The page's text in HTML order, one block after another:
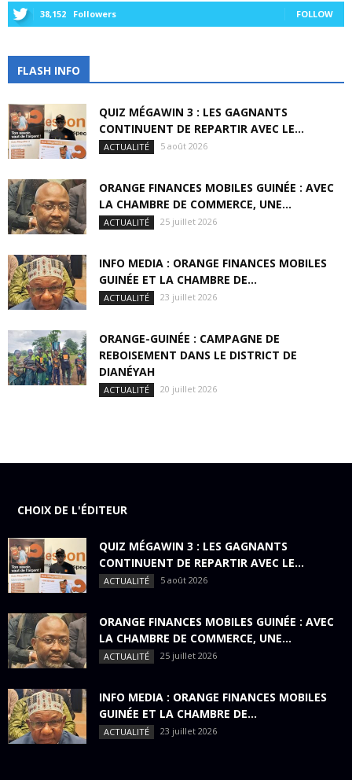
38,152 Followers FOLLOW
FLASH INFO
QUIZ MÉGAWIN 3 : LES GAGNANTS
CONTINUENT DE REPARTIR AVEC LE...
ACTUALITÉ 5 août 2026
ORANGE FINANCES MOBILES GUINÉE : AVEC
LA CHAMBRE DE COMMERCE, UNE...
ACTUALITÉ 25 juillet 2026
INFO MEDIA : ORANGE FINANCES MOBILES
GUINÉE ET LA CHAMBRE DE...
ACTUALITÉ 23 juillet 2026
ORANGE-GUINÉE : CAMPAGNE DE
REBOISEMENT DANS LE DISTRICT DE
DIANÉYAH
ACTUALITÉ 20 juillet 2026
CHOIX DE L'ÉDITEUR
QUIZ MÉGAWIN 3 : LES GAGNANTS
CONTINUENT DE REPARTIR AVEC LE...
ACTUALITÉ 5 août 2026
ORANGE FINANCES MOBILES GUINÉE : AVEC
LA CHAMBRE DE COMMERCE, UNE...
ACTUALITÉ 25 juillet 2026
INFO MEDIA : ORANGE FINANCES MOBILES
GUINÉE ET LA CHAMBRE DE...
ACTUALITÉ 23 juillet 2026